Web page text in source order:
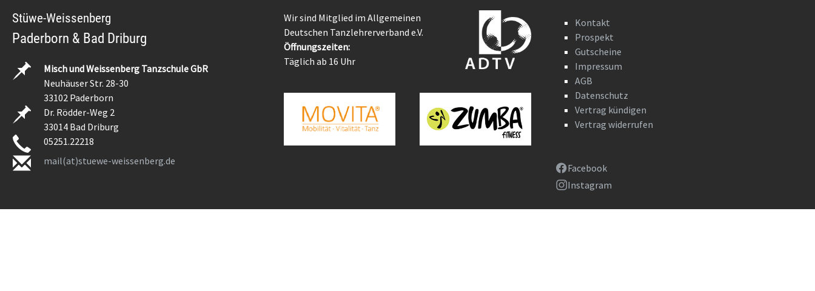
Stüwe-Weissenberg
Paderborn & Bad Driburg
Misch und Weissenberg Tanzschule GbR
Neuhäuser Str. 28-30
33102 Paderborn
Dr. Rödder-Weg 2
33014 Bad Driburg
05251.22218
mail(at)stuewe-weissenberg.de
Wir sind Mitglied im Allgemeinen
Deutschen Tanzlehrerverband e.V.
Öffnungszeiten:
Täglich ab 16 Uhr
Kontakt
Prospekt
Gutscheine
Impressum
AGB
Datenschutz
Vertrag kündigen
Vertrag widerrufen
Facebook
Instagram